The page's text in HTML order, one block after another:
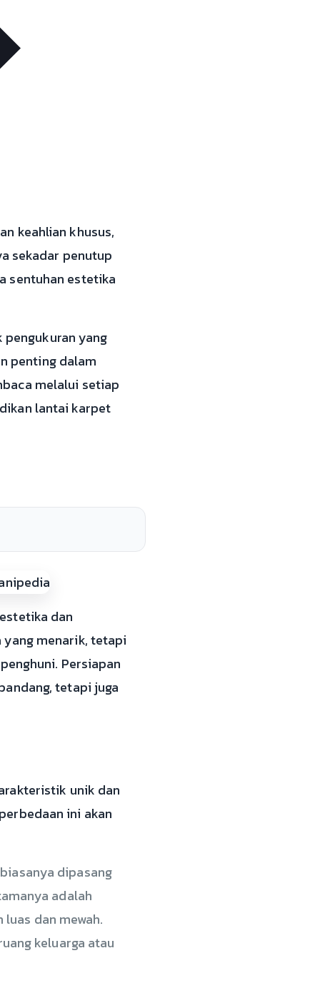
keahlian khusus,
sekadar penutup
sentuhan estetika
yang
penting dalam
melalui setiap
lantai karpet
dan
yang menarik, tetapi
Persiapan
tetapi juga
unik dan
ini akan
dipasang
adalah
dan mewah.
keluarga atau